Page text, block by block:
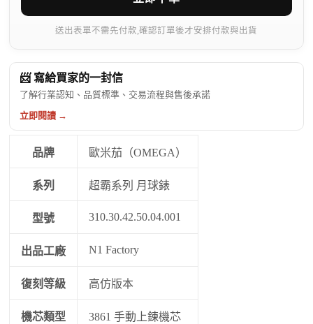
送出表單不需先付款,確認訂單後才安排付款與出貨
📨 寫給買家的一封信
了解行業認知、品質標準、交易流程與售後承諾
立即閱讀 →
品牌 歐米茄（OMEGA）
系列 超霸系列 月球錶
型號 310.30.42.50.04.001
出品工廠 N1 Factory
復刻等級 高仿版本
機芯類型 3861 手動上鍊機芯